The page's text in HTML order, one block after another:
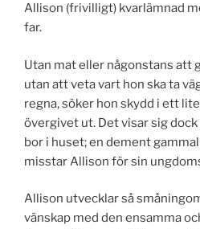
Allison (frivilligt) kvarlämnad
far.
Utan mat eller någonstans att
utan att veta vart hon ska ta
regna, söker hon skydd i ett
övergivet ut. Det visar sig
bor i huset; en dement
misstar Allison för sin
Allison utvecklar så
vänskap med den ensamma